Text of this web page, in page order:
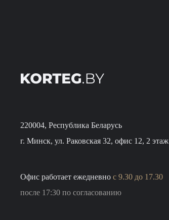
220004, Республика Беларусь
г. Минск, ул. Раковская 32, офис 12, 2 этаж
Oфис работает ежедневно с 9.30 до 17.30
после 17:30 по согласованию